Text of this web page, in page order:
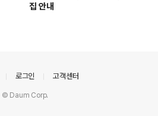
집 안내
로그인 고객센터
© Daum Corp.